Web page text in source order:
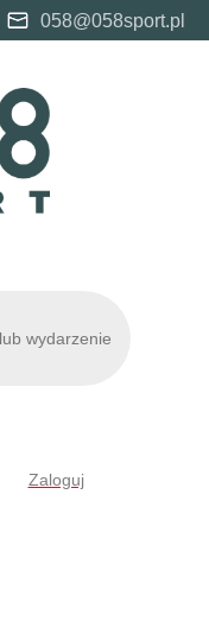
058@058sport.pl
Zaloguj